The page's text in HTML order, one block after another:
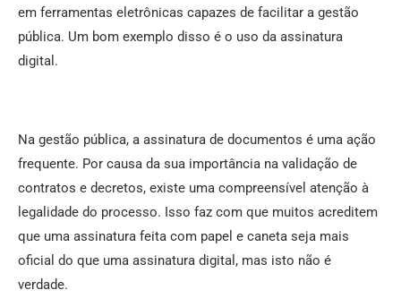
em ferramentas eletrônicas capazes de facilitar a gestão
pública. Um bom exemplo disso é o uso da assinatura
digital.
Na gestão pública, a assinatura de documentos é uma ação
frequente. Por causa da sua importância na validação de
contratos e decretos, existe uma compreensível atenção à
legalidade do processo. Isso faz com que muitos acreditem
que uma assinatura feita com papel e caneta seja mais
oficial do que uma assinatura digital, mas isto não é
verdade.